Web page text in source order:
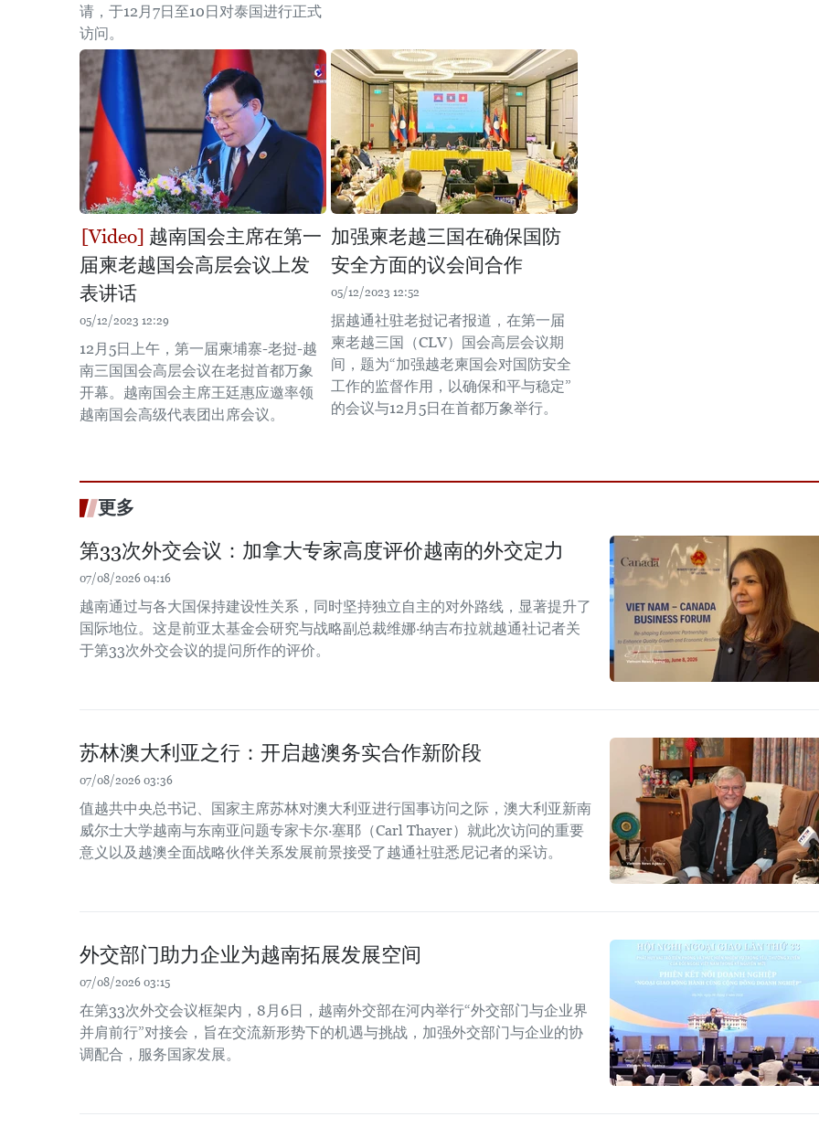
请，于12月7日至10日对泰国进行正式
访问。
越南国会主席在第一
届柬老越国会高层会议上发
表讲话
05/12/2023 12:29
12月5日上午，第一届柬埔寨-老挝-越
南三国国会高层会议在老挝首都万象
开幕。越南国会主席王廷惠应邀率领
越南国会高级代表团出席会议。
加强柬老越三国在确保国防
安全方面的议会间合作
05/12/2023 12:52
据越通社驻老挝记者报道，在第一届
柬老越三国（CLV）国会高层会议期
间，题为“加强越老柬国会对国防安全
工作的监督作用，以确保和平与稳定”
的会议与12月5日在首都万象举行。
更多
第33次外交会议：加拿大专家高度评价越南的外交定力
07/08/2026 04:16
越南通过与各大国保持建设性关系，同时坚持独立自主的对外路线，显著提升了
国际地位。这是前亚太基金会研究与战略副总裁维娜·纳吉布拉就越通社记者关
于第33次外交会议的提问所作的评价。
苏林澳大利亚之行：开启越澳务实合作新阶段
07/08/2026 03:36
值越共中央总书记、国家主席苏林对澳大利亚进行国事访问之际，澳大利亚新南
威尔士大学越南与东南亚问题专家卡尔·塞耶（Carl Thayer）就此次访问的重要
意义以及越澳全面战略伙伴关系发展前景接受了越通社驻悉尼记者的采访。
外交部门助力企业为越南拓展发展空间
07/08/2026 03:15
在第33次外交会议框架内，8月6日，越南外交部在河内举行“外交部门与企业界
并肩前行”对接会，旨在交流新形势下的机遇与挑战，加强外交部门与企业的协
调配合，服务国家发展。